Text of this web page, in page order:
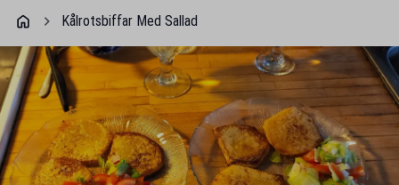
Kålrotsbiffar Med Sallad